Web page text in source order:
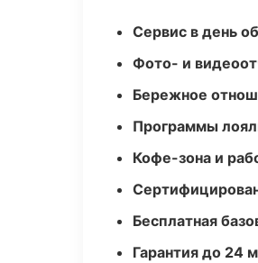
Сервис в день
Фото- и
Бережное
Программы
Кофе-зона и
Бесплатная
Гарантия до 24